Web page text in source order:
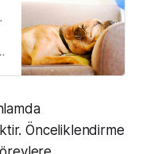
Önceliklendirme